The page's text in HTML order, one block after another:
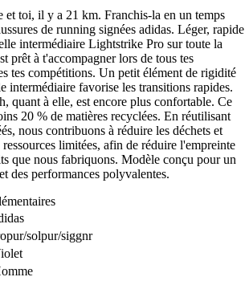
et toi, il y a 21 km. Franchis-la en un temps
de running signées adidas. Léger, rapide
intermédiaire Lightstrike Pro sur toute la
prêt à t'accompagner lors de tous tes
tes compétitions. Un petit élément de rigidité
intermédiaire favorise les transitions rapides.
quant à elle, est encore plus confortable. Ce
20 % de matières recyclées. En réutilisant
nous contribuons à réduire les déchets et
limitées, afin de réduire l'empreinte
que nous fabriquons. Modèle conçu pour un
des performances polyvalentes.
solpur/siggnr